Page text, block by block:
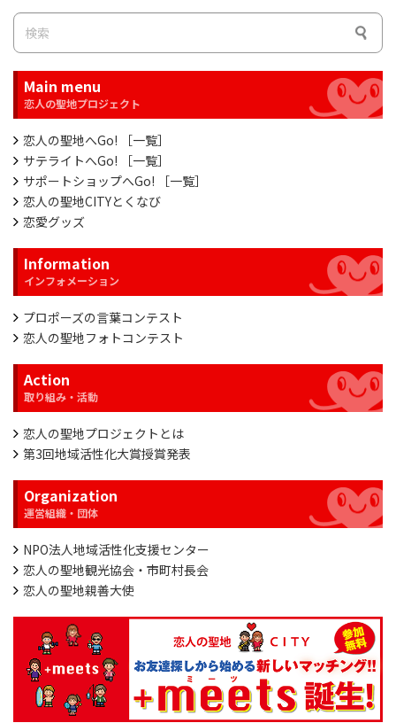
Main menu
恋人の聖地へGo! ［一覧］
サテライトへGo! ［一覧］
サポートショップへGo! ［一覧］
恋人の聖地CITYとくなび
恋愛グッズ
Information
プロポーズの言葉コンテスト
恋人の聖地フォトコンテスト
Action
恋人の聖地プロジェクトとは
第3回地域活性化大賞授賞発表
Organization
NPO法人地域活性化支援センター
恋人の聖地観光協会・市町村長会
恋人の聖地親善大使